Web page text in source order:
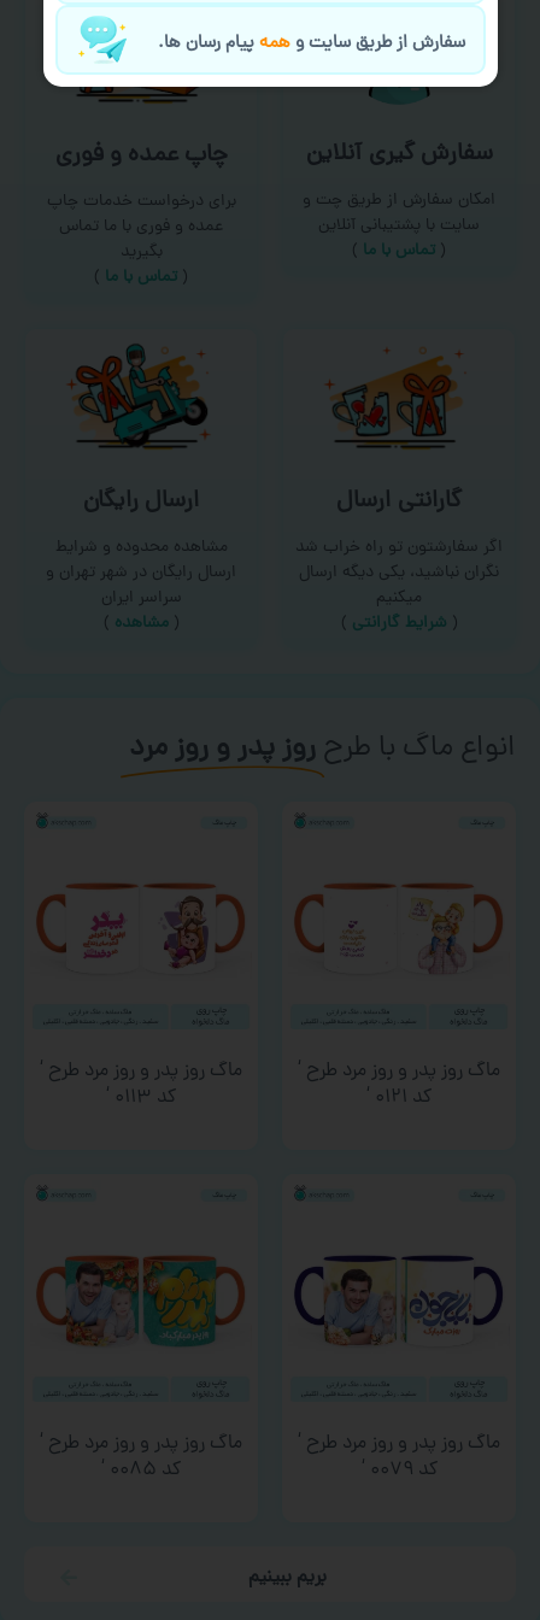
سفارش گیری آنلاین
امکان سفارش از طریق چت و
سایت با پشتیبانی آنلاین
( تماس با ما‌ )
چاپ عمده و فوری
برای درخواست خدمات چاپ
عمده و فوری با ما تماس
بگیرید
( تماس با ما )
گارانتی ارسال
اگر سفارشتون تو راه خراب شد
نگران نباشید، یکی دیگه ارسال
میکنیم
( شرایط گارانتی )
ارسال رایگان
مشاهده محدوده و شرایط
ارسال رایگان در شهر تهران و
سراسر ایران
(مشاهده )
انواع ماگ با طرحروز پدر و روز مرد
ماگ روز پدر و روز مرد طرح ‘
کد ۰۱۲۱ ‘
ماگ روز پدر و روز مرد طرح ‘
کد ۰۱۱۳ ‘
ماگ روز پدر و روز مرد طرح ‘
کد ۰۰۷۹ ‘
ماگ روز پدر و روز مرد طرح ‘
کد ۰۰۸۵ ‘
بریم ببینیم
سفارش از طریق سایت وهمهپیام رسان ها.